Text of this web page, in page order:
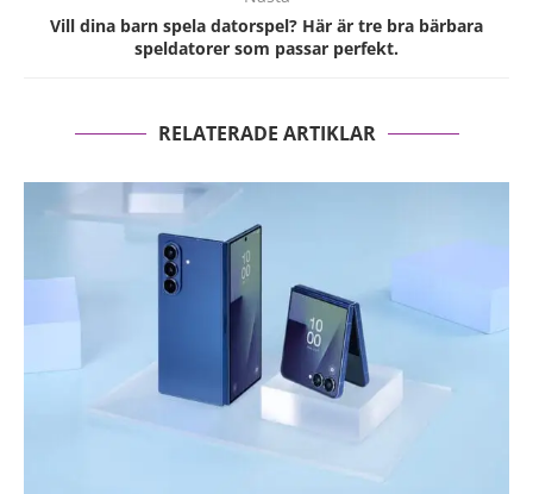
Vill dina barn spela datorspel? Här är tre bra bärbara
speldatorer som passar perfekt.
RELATERADE ARTIKLAR